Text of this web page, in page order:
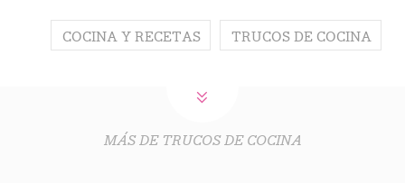
COCINA Y RECETAS TRUCOS DE COCINA
MÁS DE TRUCOS DE COCINA